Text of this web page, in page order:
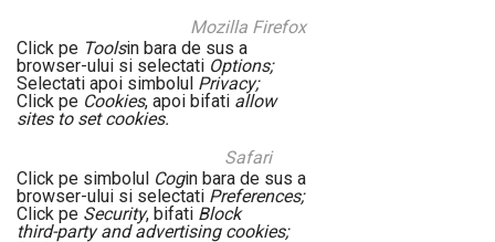
Mozilla Firefox
Click pe Toolsin bara de sus a
browser-ului si selectati Options;
Selectati apoi simbolul Privacy;
Click pe Cookies, apoi bifati allow
sites to set cookies.
Safari
Click pe simbolul Cogin bara de sus a
browser-ului si selectati Preferences;
Click pe Security, bifati Block
third-party and advertising cookies;